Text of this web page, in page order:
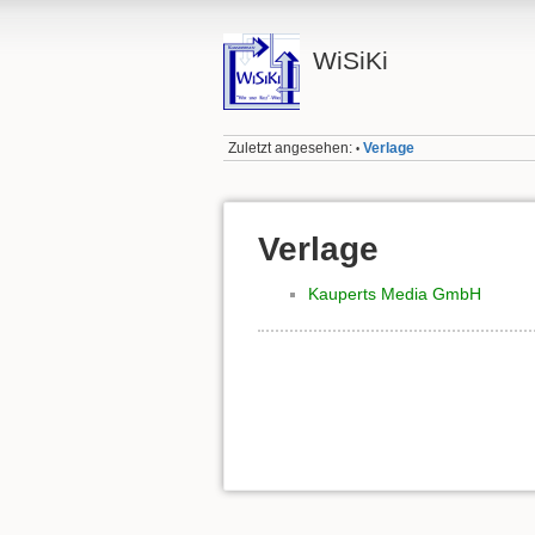
WiSiKi
Zuletzt angesehen: • Verlage
Verlage
Kauperts Media GmbH